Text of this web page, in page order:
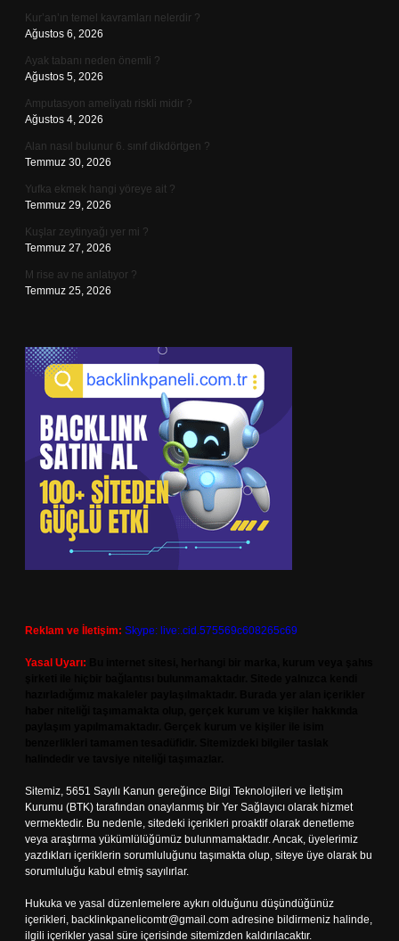
Kur’an’ın temel kavramları nelerdir ?
Ağustos 6, 2026
Ayak tabanı neden önemli ?
Ağustos 5, 2026
Amputasyon ameliyatı riskli midir ?
Ağustos 4, 2026
Alan nasıl bulunur 6. sınıf dikdörtgen ?
Temmuz 30, 2026
Yufka ekmek hangi yöreye ait ?
Temmuz 29, 2026
Kuşlar zeytinyağı yer mi ?
Temmuz 27, 2026
M rise av ne anlatıyor ?
Temmuz 25, 2026
Reklam ve İletişim: Skype: live:.cid.575569c608265c69
Yasal Uyarı:
Sitemiz, 5651 Sayılı Kanun gereğince Bilgi Teknolojileri ve İletişim
Kurumu (BTK) tarafından onaylanmış bir Yer Sağlayıcı olarak hizmet
vermektedir. Bu nedenle, sitedeki içerikleri proaktif olarak denetleme
veya araştırma yükümlülüğümüz bulunmamaktadır. Ancak, üyelerimiz
yazdıkları içeriklerin sorumluluğunu taşımakta olup, siteye üye olarak bu
sorumluluğu kabul etmiş sayılırlar.
Hukuka ve yasal düzenlemelere aykırı olduğunu düşündüğünüz
içerikleri, backlinkpanelicomtr@gmail.com adresine bildirmeniz halinde,
ilgili içerikler yasal süre içerisinde sitemizden kaldırılacaktır.